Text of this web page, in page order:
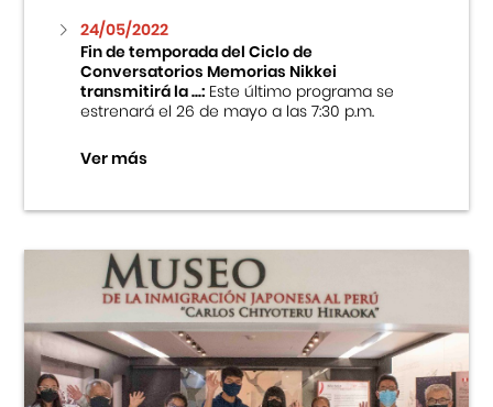
24/05/2022
Fin de temporada del Ciclo de
Conversatorios Memorias Nikkei
transmitirá la ...:Este último programa se
estrenará el 26 de mayo a las 7:30 p.m.
Ver más